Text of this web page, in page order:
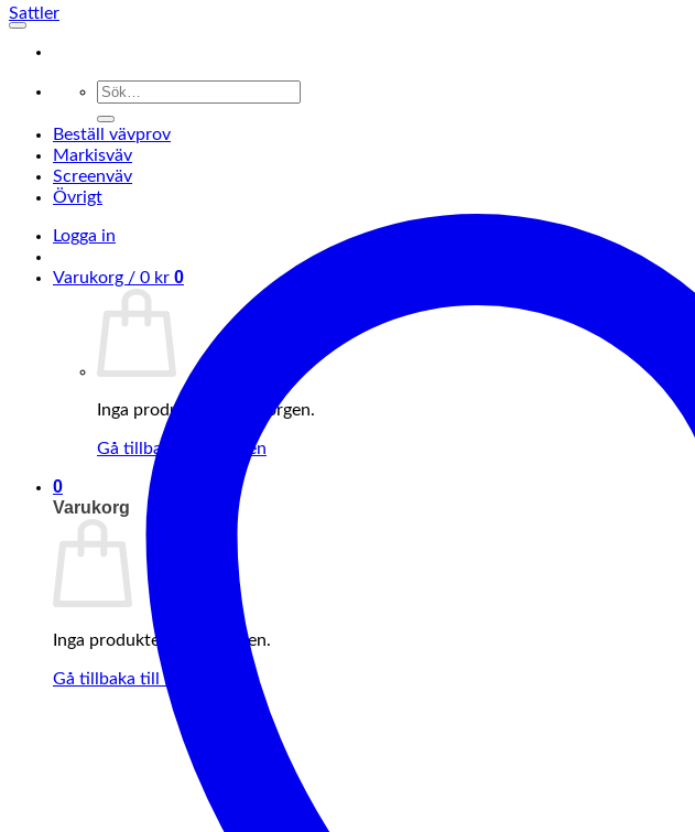
Sök
Beställ vävprov
Markisväv
Screenväv
Övrigt
Logga in
Varukorg / 0 kr 0
Inga produkter i varukorgen.
Gå tillbaka till butiken
0
Varukorg
Inga produkter i varukorgen.
Gå tillbaka till butiken